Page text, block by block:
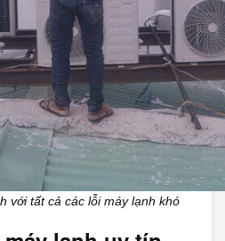
với tất cả các lỗi máy lạnh khó